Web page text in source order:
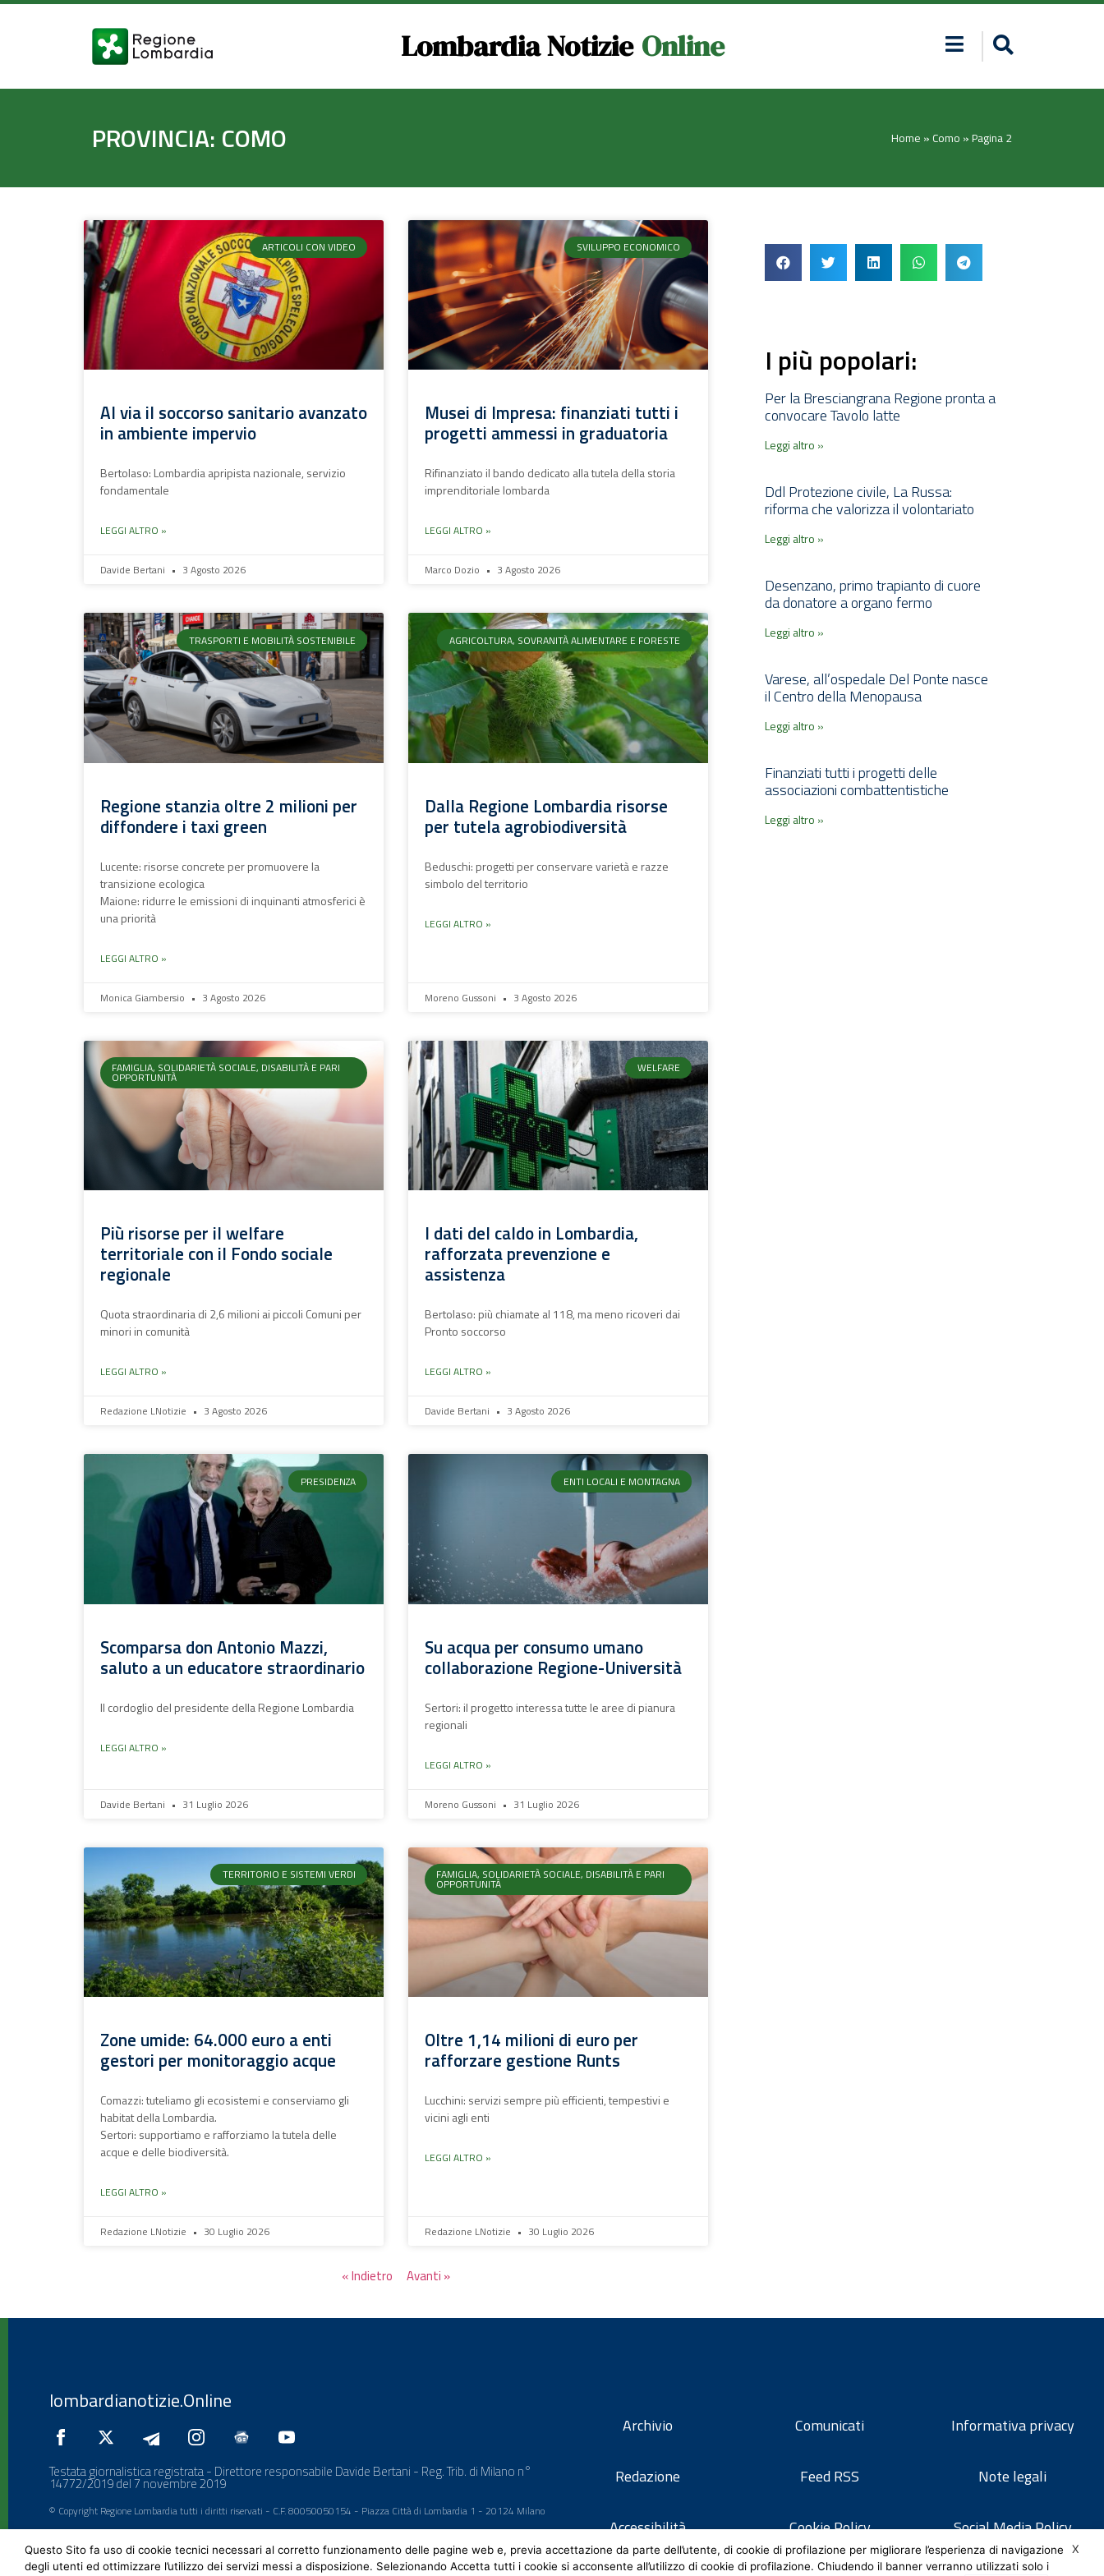
Lombardia Notizie Online
PROVINCIA: COMO Home » Como » Pagina 2
ARTICOLI CON VIDEO
Al via il soccorso sanitario avanzato
in ambiente impervio
Bertolaso: Lombardia apripista nazionale, servizio
fondamentale
LEGGI ALTRO »
Davide Bertani 3 Agosto 2026
SVILUPPO ECONOMICO
Musei di Impresa: finanziati tutti i
progetti ammessi in graduatoria
Rifinanziato il bando dedicato alla tutela della storia
imprenditoriale lombarda
LEGGI ALTRO »
Marco Dozio 3 Agosto 2026
TRASPORTI E MOBILITÀ SOSTENIBILE
Regione stanzia oltre 2 milioni per
diffondere i taxi green
Lucente: risorse concrete per promuovere la
transizione ecologica
Maione: ridurre le emissioni di inquinanti atmosferici è
una priorità
LEGGI ALTRO »
Monica Giambersio 3 Agosto 2026
AGRICOLTURA, SOVRANITÀ ALIMENTARE E FORESTE
Dalla Regione Lombardia risorse
per tutela agrobiodiversità
Beduschi: progetti per conservare varietà e razze
simbolo del territorio
LEGGI ALTRO »
Moreno Gussoni 3 Agosto 2026
FAMIGLIA, SOLIDARIETÀ SOCIALE, DISABILITÀ E PARI
OPPORTUNITÀ
Più risorse per il welfare
territoriale con il Fondo sociale
regionale
Quota straordinaria di 2,6 milioni ai piccoli Comuni per
minori in comunità
LEGGI ALTRO »
Redazione LNotizie 3 Agosto 2026
WELFARE
I dati del caldo in Lombardia,
rafforzata prevenzione e
assistenza
Bertolaso: più chiamate al 118, ma meno ricoveri dai
Pronto soccorso
LEGGI ALTRO »
Davide Bertani 3 Agosto 2026
PRESIDENZA
Scomparsa don Antonio Mazzi,
saluto a un educatore straordinario
Il cordoglio del presidente della Regione Lombardia
LEGGI ALTRO »
Davide Bertani 31 Luglio 2026
ENTI LOCALI E MONTAGNA
Su acqua per consumo umano
collaborazione Regione-Università
Sertori: il progetto interessa tutte le aree di pianura
regionali
LEGGI ALTRO »
Moreno Gussoni 31 Luglio 2026
TERRITORIO E SISTEMI VERDI
Zone umide: 64.000 euro a enti
gestori per monitoraggio acque
Comazzi: tuteliamo gli ecosistemi e conserviamo gli
habitat della Lombardia.
Sertori: supportiamo e rafforziamo la tutela delle
acque e delle biodiversità.
LEGGI ALTRO »
Redazione LNotizie 30 Luglio 2026
FAMIGLIA, SOLIDARIETÀ SOCIALE, DISABILITÀ E PARI
OPPORTUNITÀ
Oltre 1,14 milioni di euro per
rafforzare gestione Runts
Lucchini: servizi sempre più efficienti, tempestivi e
vicini agli enti
LEGGI ALTRO »
Redazione LNotizie 30 Luglio 2026
« Indietro Avanti »
I più popolari:
Per la Bresciangrana Regione pronta a
convocare Tavolo latte
Leggi altro »
Ddl Protezione civile, La Russa:
riforma che valorizza il volontariato
Leggi altro »
Desenzano, primo trapianto di cuore
da donatore a organo fermo
Leggi altro »
Varese, all’ospedale Del Ponte nasce
il Centro della Menopausa
Leggi altro »
Finanziati tutti i progetti delle
associazioni combattentistiche
Leggi altro »
lombardianotizie.Online
Testata giornalistica registrata - Direttore responsabile Davide Bertani - Reg. Trib. di Milano n°
14772/2019 del 7 novembre 2019
© Copyright Regione Lombardia tutti i diritti riservati - C.F. 80050050154 - Piazza Città di Lombardia 1 - 20124 Milano
Archivio
Redazione
Accessibilità
Comunicati
Feed RSS
Cookie Policy
Informativa privacy
Note legali
Social Media Policy
X
Questo Sito fa uso di cookie tecnici necessari al corretto funzionamento delle pagine web e, previa accettazione da parte dell’utente, di cookie di profilazione per migliorare l’esperienza di navigazione
degli utenti ed ottimizzare l’utilizzo dei servizi messi a disposizione. Selezionando Accetta tutti i cookie si acconsente all’utilizzo di cookie di profilazione. Chiudendo il banner verranno utilizzati solo i